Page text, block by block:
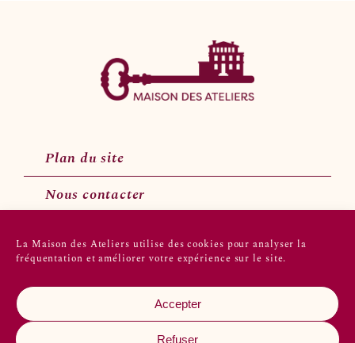
La Maison des Ateliers utilise des cookies pour analyser la
fréquentation et améliorer votre expérience sur le site.
Accepter
Refuser
Plan du site
Nous contacter